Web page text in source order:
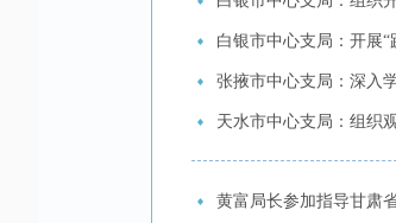
白银市中心支局：开展
张掖市中心支局：深入
天水市中心支局：组织
黄富局长参加指导甘肃